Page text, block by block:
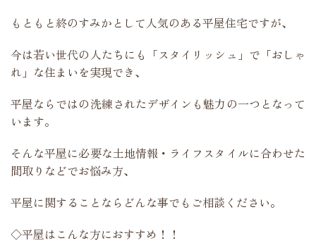
もともと終のすみかとして人気のある平屋住宅ですが、
今は若い世代の人たちにも「スタイリッシュ」で「おしゃ
れ」な住まいを実現でき、
平屋ならではの洗練されたデザインも魅力の一つとなって
います。
そんな平屋に必要な土地情報・ライフスタイルに合わせた
間取りなどでお悩み方、
平屋に関することならどんな事でもご相談ください。
◇平屋はこんな方におすすめ！！